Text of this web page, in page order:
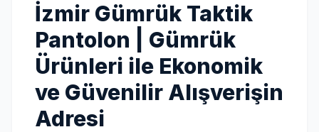
İzmir Gümrük Taktik
Pantolon | Gümrük
Ürünleri ile Ekonomik
ve Güvenilir Alışverişin
Adresi